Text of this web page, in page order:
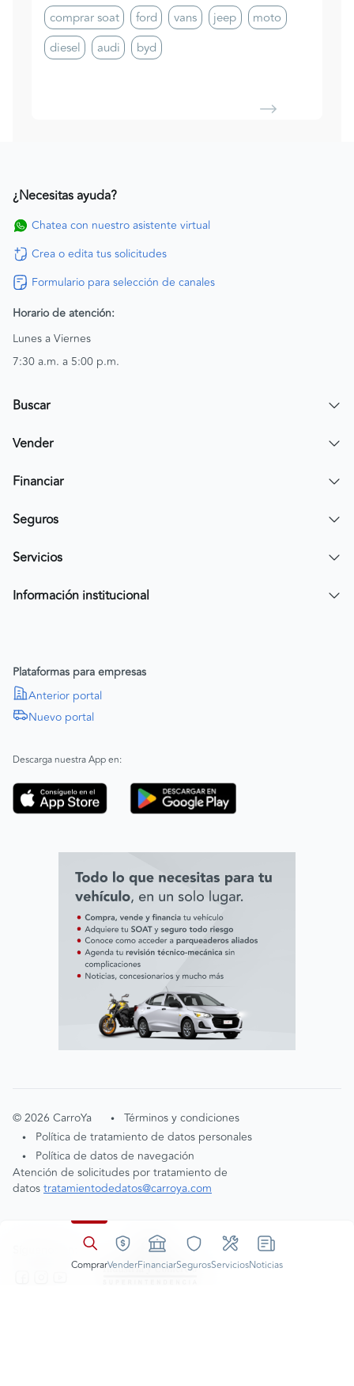
ComprarVenderFinanciarSegurosServiciosNoticias
comprar soat
ford vans jeep
moto
diesel
audi byd
¿Necesitas ayuda?
Chatea con nuestro asistente virtual
Crea o edita tus solicitudes
Formulario para selección de canales
Horario de atención:
Lunes a Viernes
7:30 a.m. a 5:00 p.m.
Buscar
Encuentra un carro
Vender
Publicar mi vehículo
Financiar
Simular crédito
Seguros
Compra tu SOAT
Servicios
Compra y Venta Segura
Información institucional
Política de Derechos Humanos
SAGRILAFT
Código de ética
Línea ética ADL digital Lab
Descarga nuestra App en:
Plataformas para empresas
Anterior portal
Nuevo portal
©2026 CarroYa • Términos y condiciones
• Política de tratamiento de datos personales
•
Política de datos de navegación
Atención de solicitudes por tratamiento de
datostratamientodedatos@carroya.com